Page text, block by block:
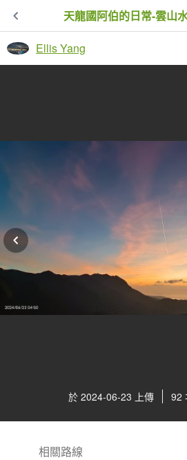
天龍國阿伯的日常-雲山
Ellis Yang
於 2024-06-23 上傳 92
相關路線